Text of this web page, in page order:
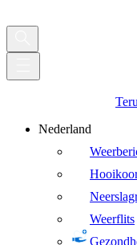
Nederland
Weerflits